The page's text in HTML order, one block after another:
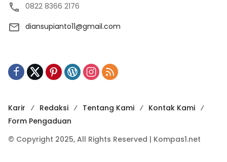
0822 8366 2176
diansupianto11@gmail.com
Karir Redaksi Tentang Kami
Kontak Kami
Form Pengaduan
© Copyright 2025, All Rights Reserved | Kompas1.net